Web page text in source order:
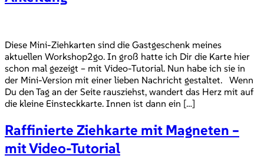
Diese Mini-Ziehkarten sind die Gastgeschenk meines
aktuellen Workshop2go. In groß hatte ich Dir die Karte hier
schon mal gezeigt – mit Video-Tutorial. Nun habe ich sie in
der Mini-Version mit einer lieben Nachricht gestaltet. Wenn
Du den Tag an der Seite rausziehst, wandert das Herz mit auf
die kleine Einsteckkarte. Innen ist dann ein […]
Raffinierte Ziehkarte mit Magneten –
mit Video-Tutorial